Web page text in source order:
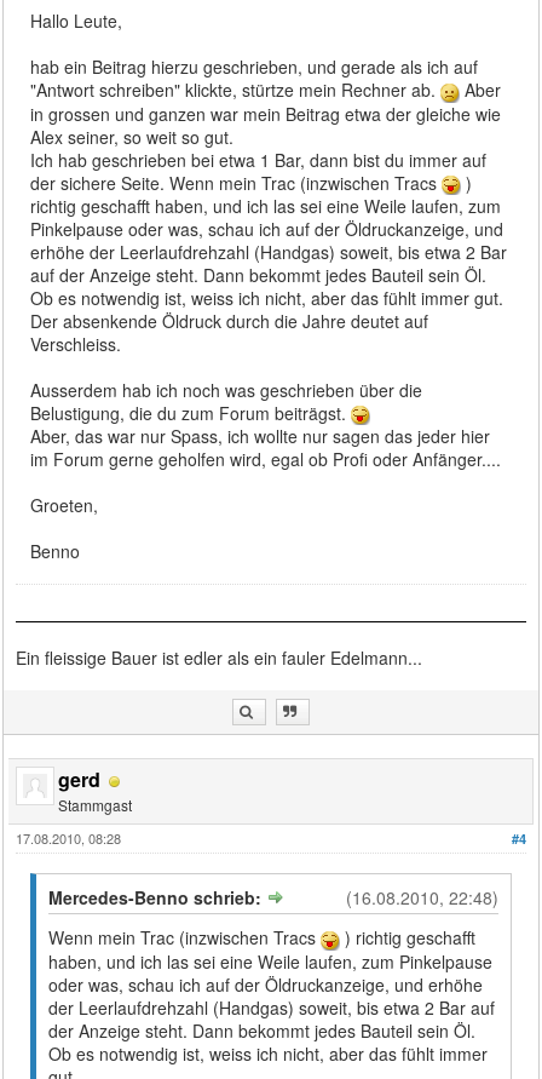
Hallo Leute,
hab ein Beitrag hierzu geschrieben, und gerade als ich auf
"Antwort schreiben" klickte, stürtze mein Rechner ab.
Aber
in grossen und ganzen war mein Beitrag etwa der gleiche wie
Alex seiner, so weit so gut.
Ich hab geschrieben bei etwa 1 Bar, dann bist du immer auf
der sichere Seite. Wenn mein Trac (inzwischen Tracs
)
richtig geschafft haben, und ich las sei eine Weile laufen, zum
Pinkelpause oder was, schau ich auf der Öldruckanzeige, und
erhöhe der Leerlaufdrehzahl (Handgas) soweit, bis etwa 2 Bar
auf der Anzeige steht. Dann bekommt jedes Bauteil sein Öl.
Ob es notwendig ist, weiss ich nicht, aber das fühlt immer gut.
Der absenkende Öldruck durch die Jahre deutet auf
Verschleiss.
Ausserdem hab ich noch was geschrieben über die
Belustigung, die du zum Forum beiträgst.
Aber, das war nur Spass, ich wollte nur sagen das jeder hier
im Forum gerne geholfen wird, egal ob Profi oder Anfänger....
Groeten,
Benno
Ein fleissige Bauer ist edler als ein fauler Edelmann...
gerd
Stammgast
#4
17.08.2010, 08:28
(16.08.2010, 22:48)
Mercedes-Benno schrieb:
Wenn mein Trac (inzwischen Tracs
) richtig geschafft
haben, und ich las sei eine Weile laufen, zum Pinkelpause
oder was, schau ich auf der Öldruckanzeige, und erhöhe
der Leerlaufdrehzahl (Handgas) soweit, bis etwa 2 Bar auf
der Anzeige steht. Dann bekommt jedes Bauteil sein Öl.
Ob es notwendig ist, weiss ich nicht, aber das fühlt immer